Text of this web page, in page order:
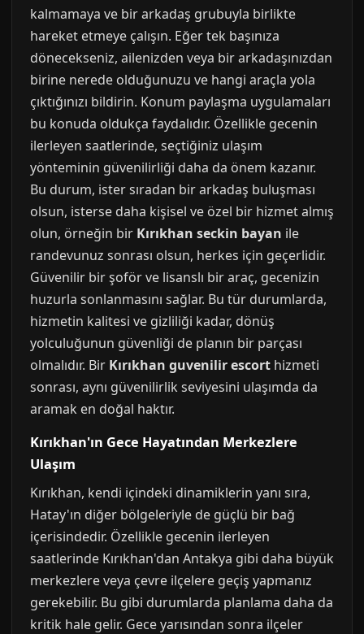
kalmamaya ve bir arkadaş grubuyla birlikte
hareket etmeye çalışın. Eğer tek başınıza
dönecekseniz, ailenizden veya bir arkadaşınızdan
birine nerede olduğunuzu ve hangi araçla yola
çıktığınızı bildirin. Konum paylaşma uygulamaları
bu konuda oldukça faydalıdır. Özellikle gecenin
ilerleyen saatlerinde, seçtiğiniz ulaşım
yönteminin güvenilirliği daha da önem kazanır.
Bu durum, ister sıradan bir arkadaş buluşması
olsun, isterse daha kişisel ve özel bir hizmet almış
olun, örneğin bir Kırıkhan seckin bayan ile
randevunuz sonrası olsun, herkes için geçerlidir.
Güvenilir bir şoför ve lisanslı bir araç, gecenizin
huzurla sonlanmasını sağlar. Bu tür durumlarda,
hizmetin kalitesi ve gizliliği kadar, dönüş
yolculuğunun güvenliği de planın bir parçası
olmalıdır. Bir Kırıkhan guvenilir escort hizmeti
sonrası, aynı güvenilirlik seviyesini ulaşımda da
aramak en doğal haktır.
Kırıkhan'ın Gece Hayatından Merkezlere
Ulaşım
Kırıkhan, kendi içindeki dinamiklerin yanı sıra,
Hatay'ın diğer bölgeleriyle de güçlü bir bağ
içerisindedir. Özellikle gecenin ilerleyen
saatlerinde Kırıkhan'dan Antakya gibi daha büyük
merkezlere veya çevre ilçelere geçiş yapmanız
gerekebilir. Bu gibi durumlarda planlama daha da
kritik hale gelir. Gece yarısından sonra ilçeler